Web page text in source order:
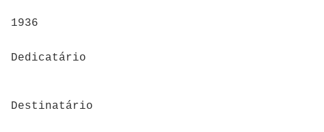
1936
Dedicatário
Destinatário